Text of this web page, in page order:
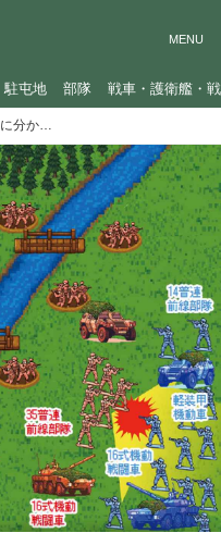
駐屯地 部隊 戦車・護衛艦・